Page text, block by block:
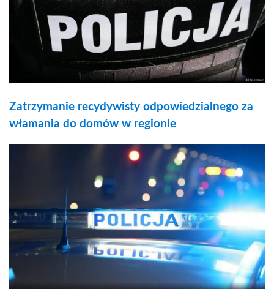
Zatrzymanie recydywisty odpowiedzialnego za
włamania do domów w regionie